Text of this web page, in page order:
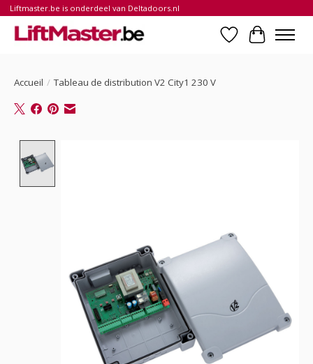
Liftmaster.be is onderdeel van Deltadoors.nl
Liste dePanier
Accueil / Tableau de distribution V2 City1 230 V